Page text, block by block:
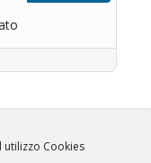
utilizzo Cookies